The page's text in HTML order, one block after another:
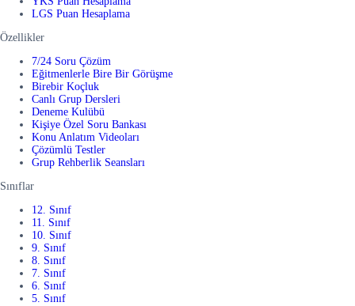
LGS Puan Hesaplama
Özellikler
7/24 Soru Çözüm
Eğitmenlerle Bire Bir Görüşme
Birebir Koçluk
Canlı Grup Dersleri
Deneme Kulübü
Kişiye Özel Soru Bankası
Konu Anlatım Videoları
Çözümlü Testler
Grup Rehberlik Seansları
Sınıflar
12. Sınıf
11. Sınıf
10. Sınıf
9. Sınıf
8. Sınıf
7. Sınıf
6. Sınıf
5. Sınıf